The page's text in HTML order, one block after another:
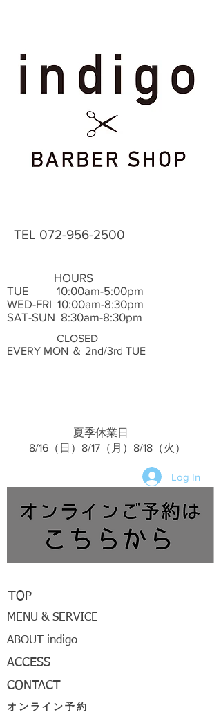
TEL 072-956-2500
HOURS
TUE ​ 10:00am-5:00pm
WED-FRI 10:00am-8:30pm
SAT-SUN 8:30am-8:30pm
CLOSED
EVERY MON ＆ 2nd/3rd TUE
夏季休業日
​ 8/16（日）8/17（月）8/18（火）
Log In
TOP
MENU & SERVICE
ABOUT indigo
ACCESS
CONTACT
オンライン予約